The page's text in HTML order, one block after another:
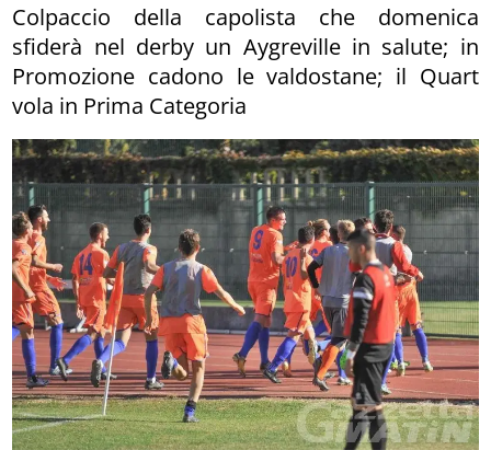
Colpaccio della capolista che domenica
sfiderà nel derby un Aygreville in salute; in
Promozione cadono le valdostane; il Quart
vola in Prima Categoria